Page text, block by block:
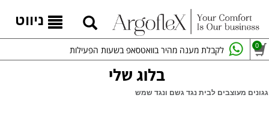
ניווט
לקבלת מענה מהיר בוואטסאפ בשעות הפעילות 0
בלוג שלי
גגונים מעוצבים לבית נגד גשם ונגד שמש